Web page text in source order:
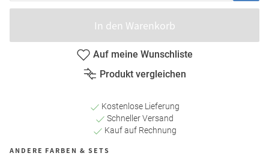
In den Warenkorb
Auf meine Wunschliste
Produkt vergleichen
Kostenlose Lieferung
Schneller Versand
Kauf auf Rechnung
ANDERE FARBEN & SETS